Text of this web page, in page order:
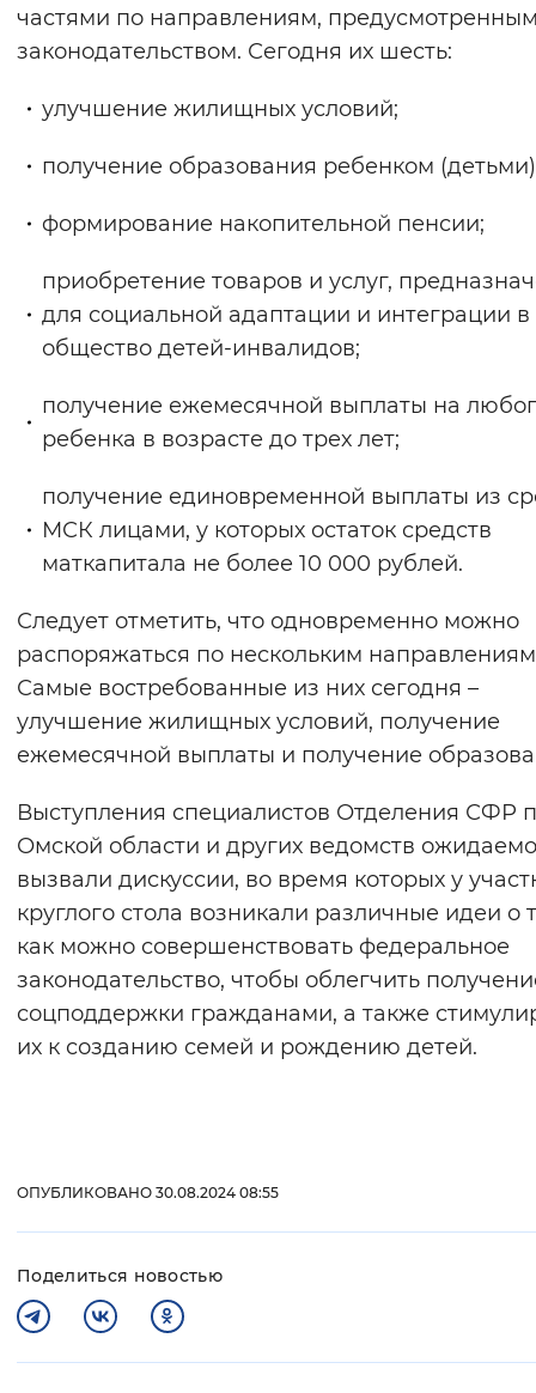
частями по направлениям,
законодательством. Сегодня их шесть:
улучшение жилищных условий;
получение образования ребенком
формирование накопительной пенсии;
приобретение товаров и услуг,
для социальной адаптации и интеграции в
общество детей-инвалидов;
получение ежемесячной выплаты на
ребенка в возрасте до трех лет;
получение единовременной выплаты из
МСК лицами, у которых остаток средств
маткапитала не более 10 000 рублей.
Следует отметить, что одновременно можно
распоряжаться по нескольким
Самые востребованные из них сегодня –
улучшение жилищных условий, получение
ежемесячной выплаты и получение
Выступления специалистов Отделения СФР
Омской области и других ведомств ожидаемо
вызвали дискуссии, во время которых у
круглого стола возникали различные идеи о
как можно совершенствовать федеральное
законодательство, чтобы облегчить
соцподдержки гражданами, а также
их к созданию семей и рождению детей.
ОПУБЛИКОВАНО 30.08.2024 08:55
Поделиться новостью